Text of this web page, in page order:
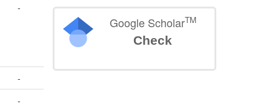
-
-
-
Google ScholarTM
Check